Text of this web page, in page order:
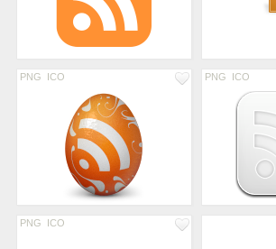
PNG ICO PNG ICO
PNG ICO